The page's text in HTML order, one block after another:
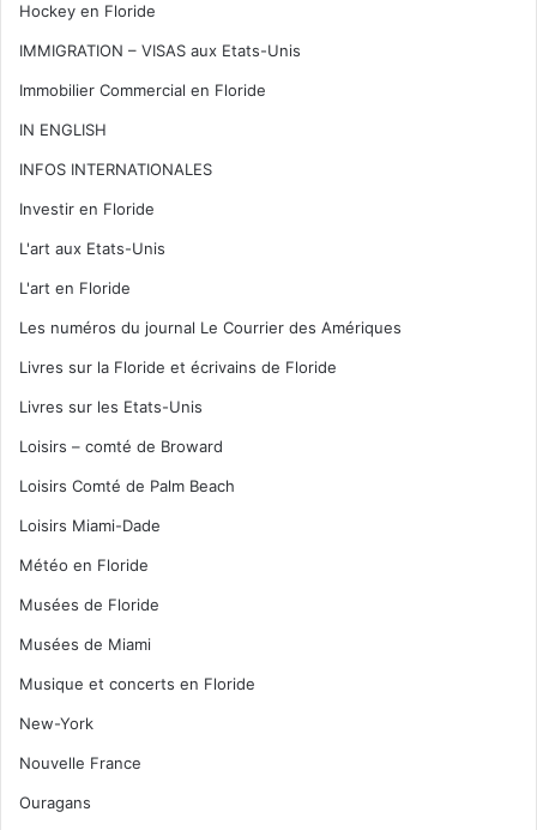
Hockey en Floride
IMMIGRATION – VISAS aux Etats-Unis
Immobilier Commercial en Floride
IN ENGLISH
INFOS INTERNATIONALES
Investir en Floride
L'art aux Etats-Unis
L'art en Floride
Les numéros du journal Le Courrier des Amériques
Livres sur la Floride et écrivains de Floride
Livres sur les Etats-Unis
Loisirs – comté de Broward
Loisirs Comté de Palm Beach
Loisirs Miami-Dade
Météo en Floride
Musées de Floride
Musées de Miami
Musique et concerts en Floride
New-York
Nouvelle France
Ouragans